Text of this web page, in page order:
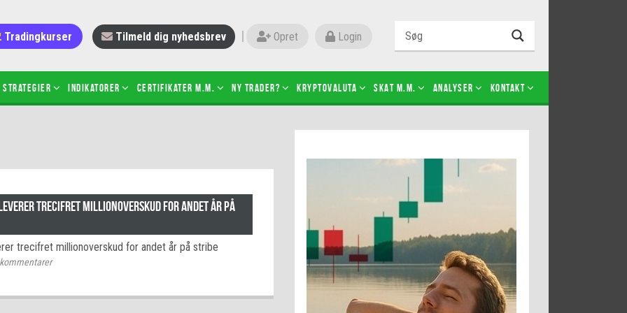
Tradingkurser Tilmeld dig nyhedsbrev Opret Login
Strategier Indikatorer Certifikater m.m. Ny trader?
bruges stop-loss
fungerer BULL & BEAR-
Det betyder de nye ESMA-regler
Shortselling
Futures-kontrakter
Kopier Jeppe Kirk Bonde
Kryptovaluta SKAT m.m. Analyser Kontakt
trecifret millionoverskud for andet år på
trecifret millionoverskud for andet år på stribe